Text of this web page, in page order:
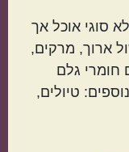
סוגי אוכל אך
ארוך, מרקים,
חומרי גלם
טיולים,